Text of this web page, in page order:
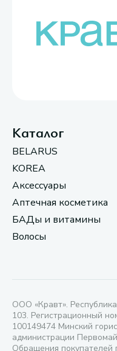
Каталог
BELARUS
KOREA
Аксессуары
Аптечная косметика
БАДы и витамины
Волосы
ООО «Кравт».
103. Регистрационный
100149474 Минский
администрации
Обращения покупателей